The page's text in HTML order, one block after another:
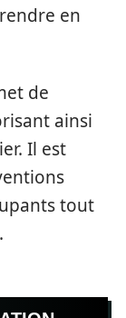
en
de
ainsi
Il est
tout